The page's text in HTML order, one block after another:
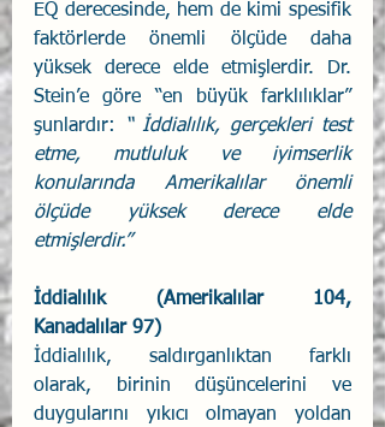
EQ derecesinde, hem de kimi spesifik
faktörlerde önemli ölçüde daha
yüksek derece elde etmişlerdir. Dr.
Stein’e göre “en büyük farklılıklar”
şunlardır:
“ İddialılık, gerçekleri test
etme, mutluluk ve iyimserlik
konularında Amerikalılar önemli
ölçüde yüksek derece elde
etmişlerdir.”
İddialılık (Amerikalılar 104,
Kanadalılar 97)
İddialılık, saldırganlıktan farklı
olarak, birinin düşüncelerini ve
duygularını yıkıcı olmayan yoldan